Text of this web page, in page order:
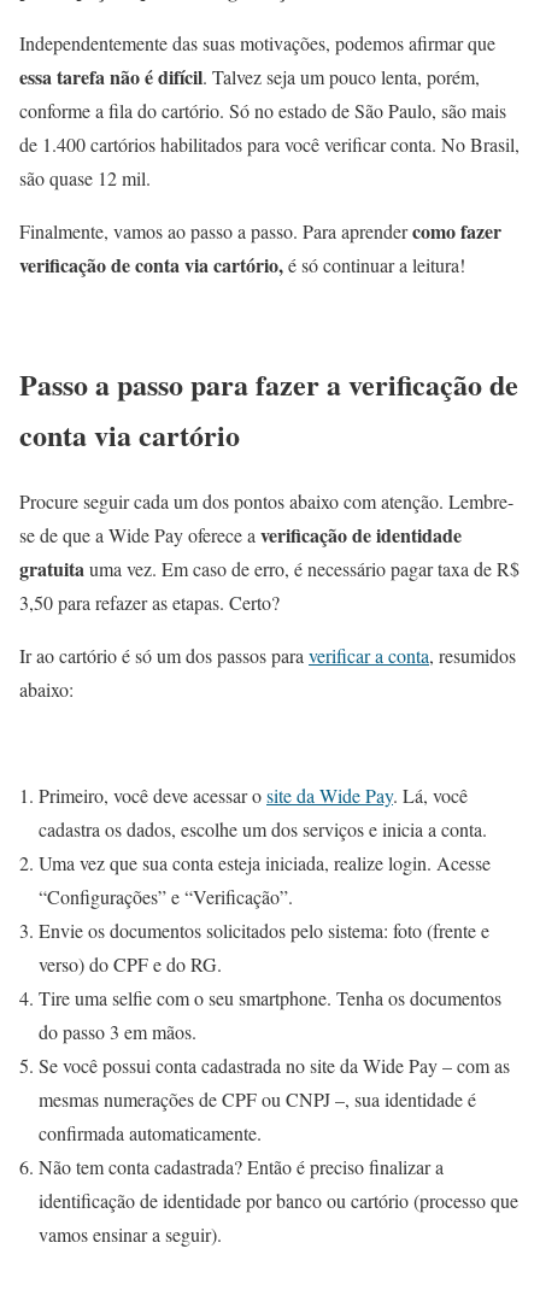
Independentemente das suas motivações, podemos afirmar que
essa tarefa não é difícil. Talvez seja um pouco lenta, porém,
conforme a fila do cartório. Só no estado de São Paulo, são mais
de 1.400 cartórios habilitados para você verificar conta. No Brasil,
são quase 12 mil.
Finalmente, vamos ao passo a passo. Para aprendercomo fazer
verificação de conta via cartório,é só continuar a leitura!
Passo a passo para fazer a verificação de
conta via cartório
Procure seguir cada um dos pontos abaixo com atenção. Lembre-
se de que a Wide Pay oferece a verificação de identidade
gratuitauma vez. Em caso de erro, é necessário pagar taxa de R$
3,50 para refazer as etapas. Certo?
Ir ao cartório é só um dos passos para verificar a conta, resumidos
abaixo:
Primeiro, você deve acessar osite da Wide Pay. Lá, você
cadastra os dados, escolhe um dos serviços e inicia a conta.
Uma vez que sua conta esteja iniciada, realize login. Acesse
“Configurações” e “Verificação”.
Envie os documentos solicitados pelo sistema: foto (frente e
verso) do CPF e do RG.
Tire uma selfie com o seu smartphone. Tenha os documentos
do passo 3 em mãos.
Se você possui conta cadastrada no site da Wide Pay – com as
mesmas numerações de CPF ou CNPJ –, sua identidade é
confirmada automaticamente.
Não tem conta cadastrada? Então é preciso finalizar a
identificação de identidade por banco ou cartório (processo que
vamos ensinar a seguir).